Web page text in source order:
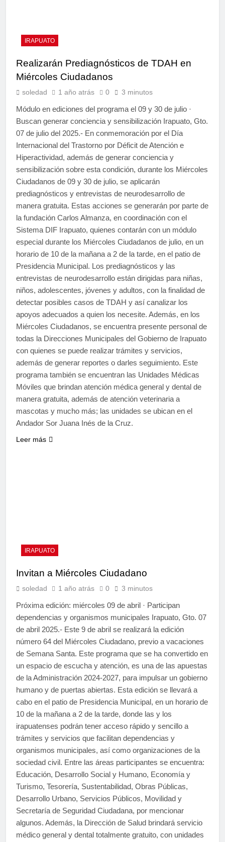
IRAPUATO
Realizarán Prediagnósticos de TDAH en
Miércoles Ciudadanos
soledad 1 año atrás 0 3 minutos
Módulo en ediciones del programa el 09 y 30 de julio ·
Buscan generar conciencia y sensibilización Irapuato, Gto.
07 de julio del 2025.- En conmemoración por el Día
Internacional del Trastorno por Déficit de Atención e
Hiperactividad, además de generar conciencia y
sensibilización sobre esta condición, durante los Miércoles
Ciudadanos de 09 y 30 de julio, se aplicarán
prediagnósticos y entrevistas de neurodesarrollo de
manera gratuita. Estas acciones se generarán por parte de
la fundación Carlos Almanza, en coordinación con el
Sistema DIF Irapuato, quienes contarán con un módulo
especial durante los Miércoles Ciudadanos de julio, en un
horario de 10 de la mañana a 2 de la tarde, en el patio de
Presidencia Municipal. Los prediagnósticos y las
entrevistas de neurodesarrollo están dirigidas para niñas,
niños, adolescentes, jóvenes y adultos, con la finalidad de
detectar posibles casos de TDAH y así canalizar los
apoyos adecuados a quien los necesite. Además, en los
Miércoles Ciudadanos, se encuentra presente personal de
todas la Direcciones Municipales del Gobierno de Irapuato
con quienes se puede realizar trámites y servicios,
además de generar reportes o darles seguimiento. Este
programa también se encuentran las Unidades Médicas
Móviles que brindan atención médica general y dental de
manera gratuita, además de atención veterinaria a
mascotas y mucho más; las unidades se ubican en el
Andador Sor Juana Inés de la Cruz.
Leer más
IRAPUATO
Invitan a Miércoles Ciudadano
soledad 1 año atrás 0 3 minutos
Próxima edición: miércoles 09 de abril · Participan
dependencias y organismos municipales Irapuato, Gto. 07
de abril 2025.- Este 9 de abril se realizará la edición
número 64 del Miércoles Ciudadano, previo a vacaciones
de Semana Santa. Este programa que se ha convertido en
un espacio de escucha y atención, es una de las apuestas
de la Administración 2024-2027, para impulsar un gobierno
humano y de puertas abiertas. Esta edición se llevará a
cabo en el patio de Presidencia Municipal, en un horario de
10 de la mañana a 2 de la tarde, donde las y los
irapuatenses podrán tener acceso rápido y sencillo a
trámites y servicios que facilitan dependencias y
organismos municipales, así como organizaciones de la
sociedad civil. Entre las áreas participantes se encuentra:
Educación, Desarrollo Social y Humano, Economía y
Turismo, Tesorería, Sustentabilidad, Obras Públicas,
Desarrollo Urbano, Servicios Públicos, Movilidad y
Secretaría de Seguridad Ciudadana, por mencionar
algunos. Además, la Dirección de Salud brindará servicio
médico general y dental totalmente gratuito, con unidades